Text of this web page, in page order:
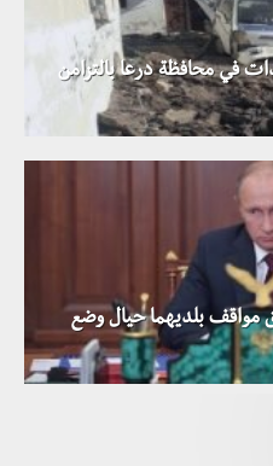
في محافظة درعا بالتزامن
مواقف بلديهما حيال وضع